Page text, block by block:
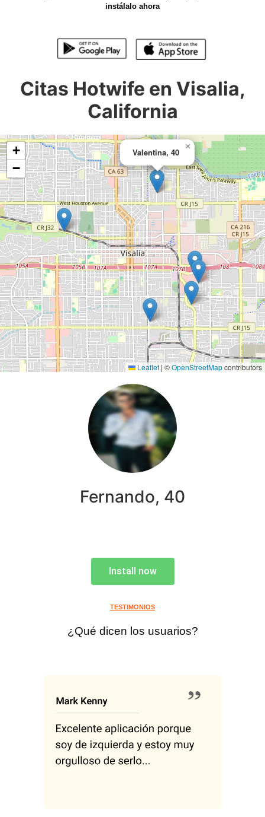
instálalo ahora
Citas Hotwife en Visalia,
California
Valentina, 40
×
+
−
Leaflet | ©OpenStreetMapcontributors
Fernando, 40
Install now
TESTIMONIOS
¿Qué dicen los usuarios?